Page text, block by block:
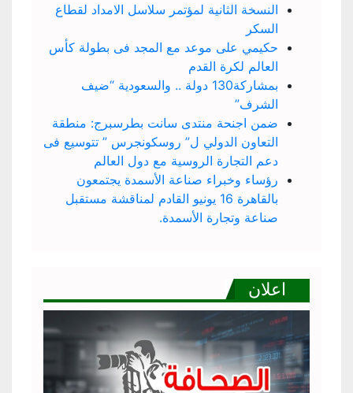
النسخة الثانية لمؤتمر سلاسل الامداد لقطاع
السكر
حكيمي على موعد مع المجد فى بطولة كأس
العالم لكرة القدم
بمشاركة130 دولة .. والسعودية “ضيف
الشرف”
ضمن اجنحة منتدى سانت بطرسبرج: منطقة
التعاون الدولي ل” روسكونجرس ” تتوسيع فى
دعم التجارة الروسية مع دول العالم
رؤساء وخبراء صناعة الأسمدة يجتمعون
بالقاهرة 16 يونيو القادم لمناقشة مستقبل
صناعة وتجارة الأسمدة.
اعلان